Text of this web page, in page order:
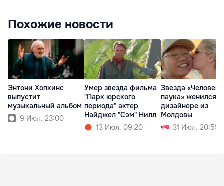
Похожие новости
Энтони Хопкинс
выпустит
музыкальный альбом
9 Июл. 23:00
Умер звезда фильма
"Парк юрского
периода" актер
Найджел "Сэм" Нилл
13 Июл. 09:20
Звезда
паука» женился
дизайнере из
Молдовы
31 Июл. 20:55